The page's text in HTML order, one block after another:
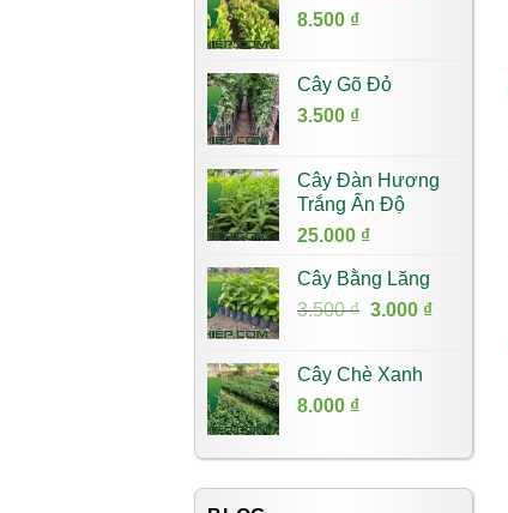
8.500 ₫
Cây Gõ Đỏ
3.500 ₫
Cây Đàn Hương
Trắng Ấn Độ
25.000 ₫
Cây Bằng Lăng
3.500₫ Giá
3.500 ₫.
3.000 ₫Giá
Cây Chè Xanh
8.000 ₫